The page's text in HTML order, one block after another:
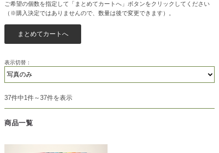
ご希望の個数を指定して「まとめてカートへ」ボタンをクリックしてください
（※購入決定ではありませんので、数量は後で変更できます）。
表示切替：
37件中1件～37件を表示
商品一覧